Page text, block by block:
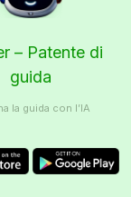
– Patente di
guida
la guida con l’IA